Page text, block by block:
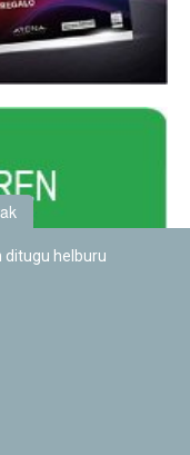
ditugu helburu